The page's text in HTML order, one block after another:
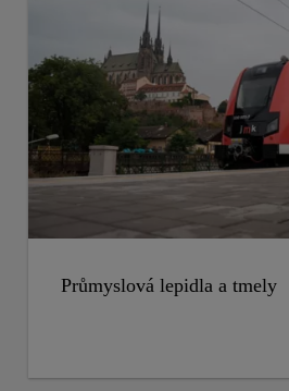
Průmyslová lepidla a tmely